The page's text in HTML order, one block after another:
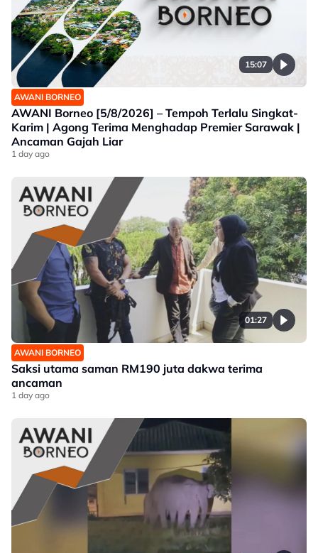
15:07
AWANI BORNEO
AWANI Borneo [5/8/2026] – Tempoh Terlalu Singkat-
Karim | Agong Terima Menghadap Premier Sarawak |
Ancaman Gajah Liar
1 day ago
01:27
AWANI BORNEO
Saksi utama saman RM190 juta dakwa terima
ancaman
1 day ago